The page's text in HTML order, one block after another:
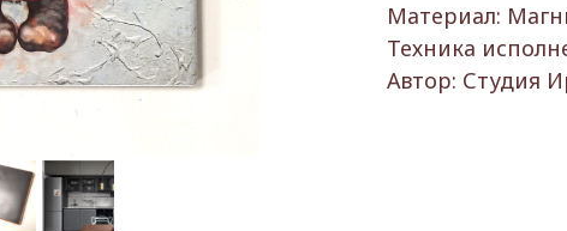
Материал:
Техника
Автор: Студия